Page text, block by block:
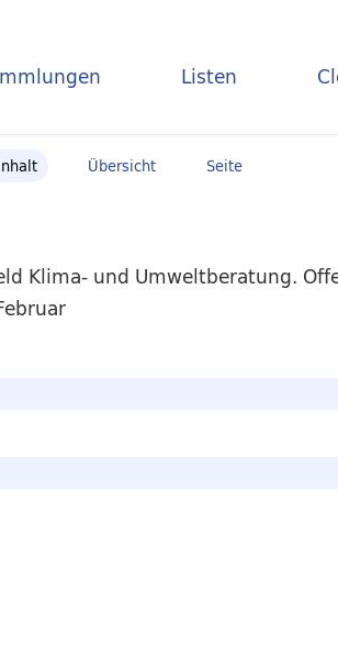
Listen
Übersicht Seite
Klima- und Umweltberatung.